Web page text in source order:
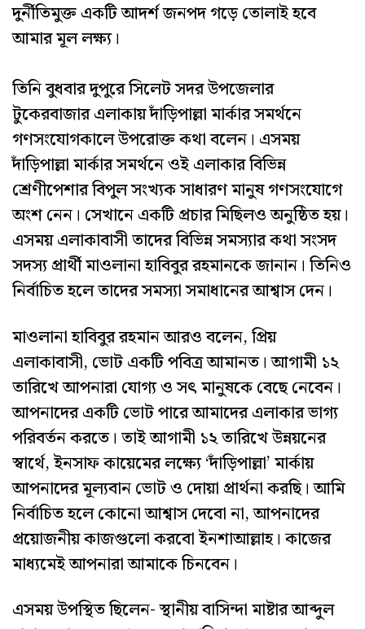
দুর্নীতিমুক্ত একটি আদর্শ জনপদ গড়ে তোলাই হবে
আমার মূল লক্ষ্য।
তিনি বুধবার দুপুরে সিলেট সদর উপজেলার
টুকেরবাজার এলাকায় দাঁড়িপাল্লা মার্কার সমর্থনে
গণসংযোগকালে উপরোক্ত কথা বলেন। এসময়
দাঁড়িপাল্লা মার্কার সমর্থনে ওই এলাকার বিভিন্ন
শ্রেণীপেশার বিপুল সংখ্যক সাধারণ মানুষ গণসংযোগে
অংশ নেন। সেখানে একটি প্রচার মিছিলও অনুষ্ঠিত হয়।
এসময় এলাকাবাসী তাদের বিভিন্ন সমস্যার কথা সংসদ
সদস্য প্রার্থী মাওলানা হাবিবুর রহমানকে জানান। তিনিও
নির্বাচিত হলে তাদের সমস্যা সমাধানের আশ্বাস দেন।
মাওলানা হাবিবুর রহমান আরও বলেন, প্রিয়
এলাকাবাসী, ভোট একটি পবিত্র আমানত। আগামী ১২
তারিখে আপনারা যোগ্য ও সৎ মানুষকে বেছে নেবেন।
আপনাদের একটি ভোট পারে আমাদের এলাকার ভাগ্য
পরিবর্তন করতে। তাই আগামী ১২ তারিখে উন্নয়নের
স্বার্থে, ইনসাফ কায়েমের লক্ষ্যে ‘দাঁড়িপাল্লা’ মার্কায়
আপনাদের মূল্যবান ভোট ও দোয়া প্রার্থনা করছি। আমি
নির্বাচিত হলে কোনো আশ্বাস দেবো না, আপনাদের
প্রয়োজনীয় কাজগুলো করবো ইনশাআল্লাহ। কাজের
মাধ্যমেই আপনারা আমাকে চিনবেন।
এসময় উপস্থিত ছিলেন- স্থানীয় বাসিন্দা মাষ্টার আব্দুল